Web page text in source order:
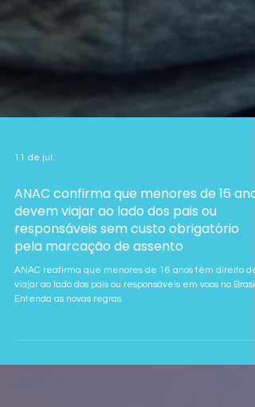
ANAC confirma que menores de 16 anos
devem viajar ao lado dos pais ou
responsáveis sem custo obrigatório
pela marcação de assento
ANAC reafirma que menores de 16 anos têm direito de